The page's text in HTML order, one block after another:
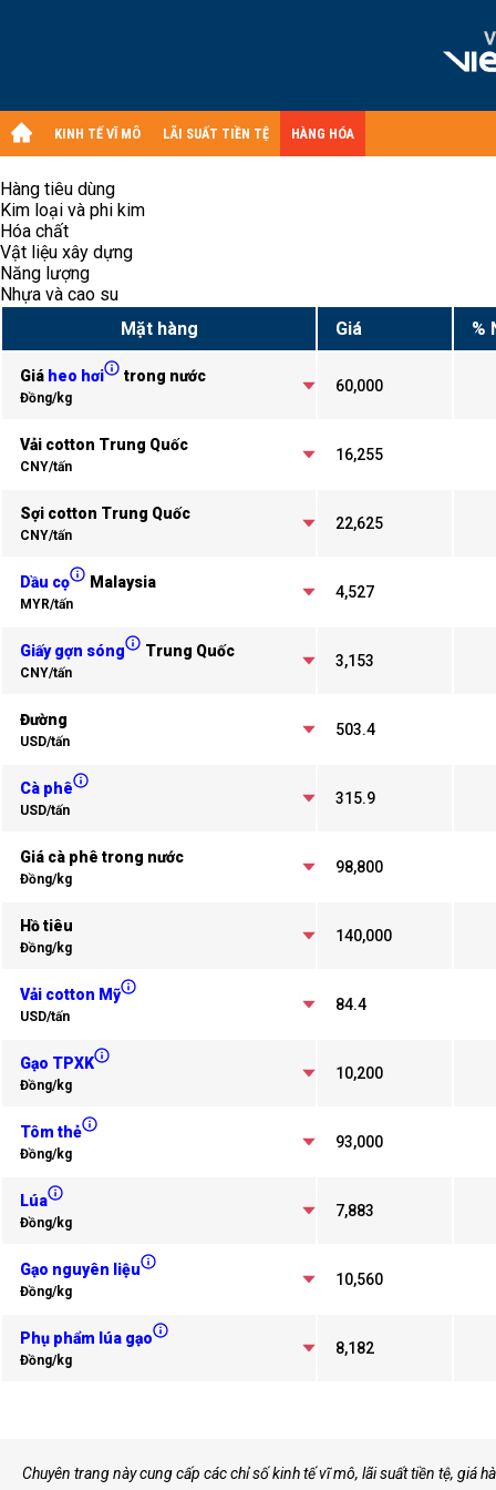
KINH TẾ VĨ MÔ LÃI SUẤT TIỀN TỆ HÀNG HÓA
Hàng tiêu dùng
Kim loại và phi kim
Hóa chất
Vật liệu xây dựng
Năng lượng
Nhựa và cao su
Mặt hàng
Giá %
Giá heo hơi trong nước
Đồng/kg
60,000
Vải cotton Trung Quốc
CNY/tấn
16,255
Sợi cotton Trung Quốc
CNY/tấn
22,625
Dầu cọ Malaysia
MYR/tấn
4,527
Giấy gợn sóng Trung Quốc
CNY/tấn
3,153
Đường
USD/tấn
503.4
Cà phê
USD/tấn
315.9
Giá cà phê trong nước
Đồng/kg
98,800
Hồ tiêu
Đồng/kg
140,000
Vải cotton Mỹ
USD/tấn
84.4
Gạo TPXK
Đồng/kg
10,200
Tôm thẻ
Đồng/kg
93,000
Lúa
Đồng/kg
7,883
Gạo nguyên liệu
Đồng/kg
10,560
Phụ phẩm lúa gạo
Đồng/kg
8,182
Chuyên trang này cung cấp các chỉ số kinh tế vĩ mô, lãi suất tiền tệ, giá